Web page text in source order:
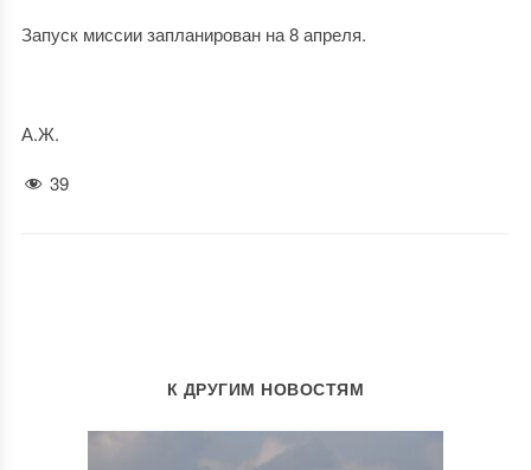
Запуск миссии запланирован на 8 апреля.
А.Ж.
39
К ДРУГИМ НОВОСТЯМ